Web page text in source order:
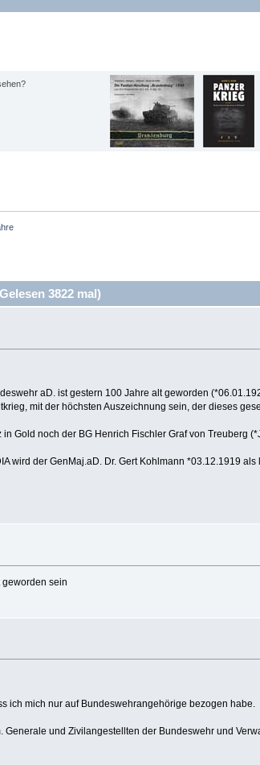
3822 mal)
aD. ist gestern 100 Jahre alt geworden
mit der höchsten Auszeichnung sein, der dieses
Gold noch der BG Henrich Fischler Graf von Treuberg
wird der GenMaj.aD. Dr. Gert Kohlmann *03.12.1919
geworden sein
ich mich nur auf Bundeswehrangehörige bezogen habe.
und Zivilangestellten der Bundeswehr und